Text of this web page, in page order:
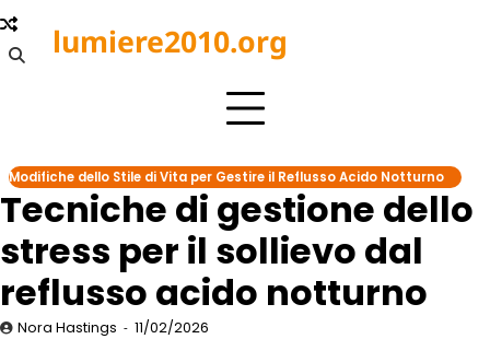
Skip
to
content
lumiere2010.org
Modifiche dello Stile di Vita per Gestire il Reflusso Acido Notturno
Tecniche di gestione dello
stress per il sollievo dal
reflusso acido notturno
Nora Hastings 11/02/2026